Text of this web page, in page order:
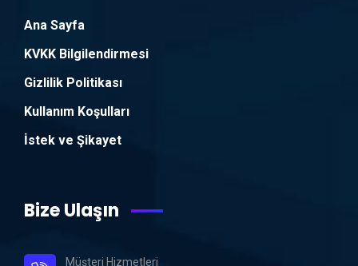
Ana Sayfa
KVKK Bilgilendirmesi
Gizlilik Politikası
Kullanım Koşulları
İstek ve Şikayet
Bize Ulaşın
Müşteri Hizmetleri